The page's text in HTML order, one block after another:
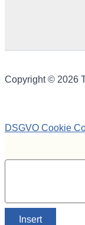
Copyright © 2026
DSGVO Cookie
Insert